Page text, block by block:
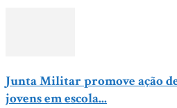
Junta Militar promove ação
jovens em escola...